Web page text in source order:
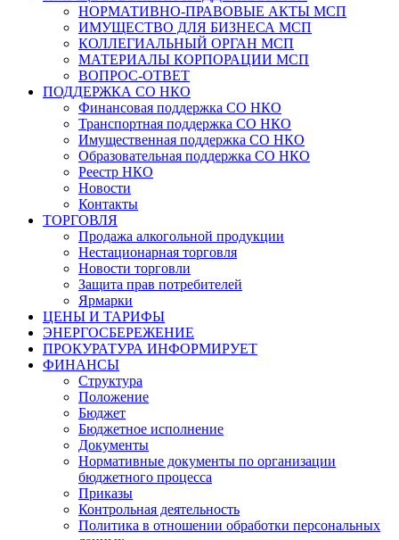
НОРМАТИВНО-ПРАВОВЫЕ АКТЫ МСП
ИМУЩЕСТВО ДЛЯ БИЗНЕСА МСП
КОЛЛЕГИАЛЬНЫЙ ОРГАН МСП
МАТЕРИАЛЫ КОРПОРАЦИИ МСП
ВОПРОС-ОТВЕТ
ПОДДЕРЖКА СО НКО
Финансовая поддержка СО НКО
Транспортная поддержка СО НКО
Имущественная поддержка СО НКО
Образовательная поддержка СО НКО
Реестр НКО
Новости
Контакты
ТОРГОВЛЯ
Продажа алкогольной продукции
Нестационарная торговля
Новости торговли
Защита прав потребителей
Ярмарки
ЦЕНЫ И ТАРИФЫ
ЭНЕРГОСБЕРЕЖЕНИЕ
ПРОКУРАТУРА ИНФОРМИРУЕТ
ФИНАНСЫ
Структура
Положение
Бюджет
Бюджетное исполнение
Документы
Нормативные документы по организации
бюджетного процесса
Приказы
Контрольная деятельность
Политика в отношении обработки персональных